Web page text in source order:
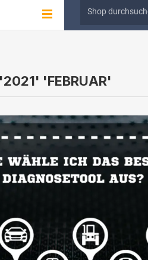
'2021' 'FEBRUAR'